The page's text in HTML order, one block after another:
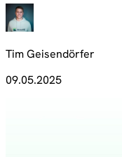
Tim Geisendörfer
09.05.2025